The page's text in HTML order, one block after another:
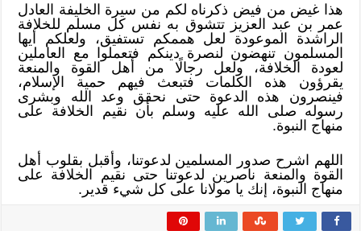
هذا غيض من فيض ذكرناه لكم من سيرة الخليفة العادل
عمر بن عبد العزيز تتشوق به نفس كل مسلم للخلافة
الراشدة الموعودة لعل هممكم تستفيق، ولعلكم أيها
المسلمون تنهضون لنصرة دينكم فتعملوا مع العاملين
لعودة الخلافة، ولعل رجالًا من أهل القوة والمنعة
يقرؤون هذه الكلمات فتبعث فيهم حمية الإسلام،
فينصرون هذه الدعوة حتى نحقق وعد الله وبشرى
رسوله صلى الله عليه وسلم بأن نقيم الخلافة على
منهاج النبوة.
اللهم اشرح صدور المسلمين لدعوتنا، وأقبل بقلوب أهل
القوة والمنعة ناصرين لدعوتنا حتى نقيم الخلافة على
منهاج النبوة، إنك يا مولانا على كل شيء قدير.